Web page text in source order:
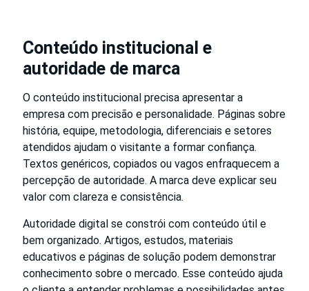
Conteúdo institucional e
autoridade de marca
O conteúdo institucional precisa apresentar a
empresa com precisão e personalidade. Páginas sobre
história, equipe, metodologia, diferenciais e setores
atendidos ajudam o visitante a formar confiança.
Textos genéricos, copiados ou vagos enfraquecem a
percepção de autoridade. A marca deve explicar seu
valor com clareza e consistência.
Autoridade digital se constrói com conteúdo útil e
bem organizado. Artigos, estudos, materiais
educativos e páginas de solução podem demonstrar
conhecimento sobre o mercado. Esse conteúdo ajuda